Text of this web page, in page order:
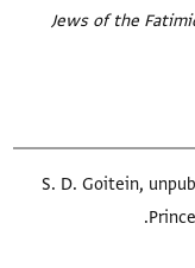
Jews of the
S. D. Goitein,